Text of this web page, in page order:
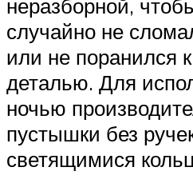
неразборной,
случайно не
или не поранился
деталью. Для
ночью
пустышки без
светящимися